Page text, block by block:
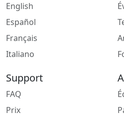
English
Español
Français
Italiano
Support
FAQ
Prix